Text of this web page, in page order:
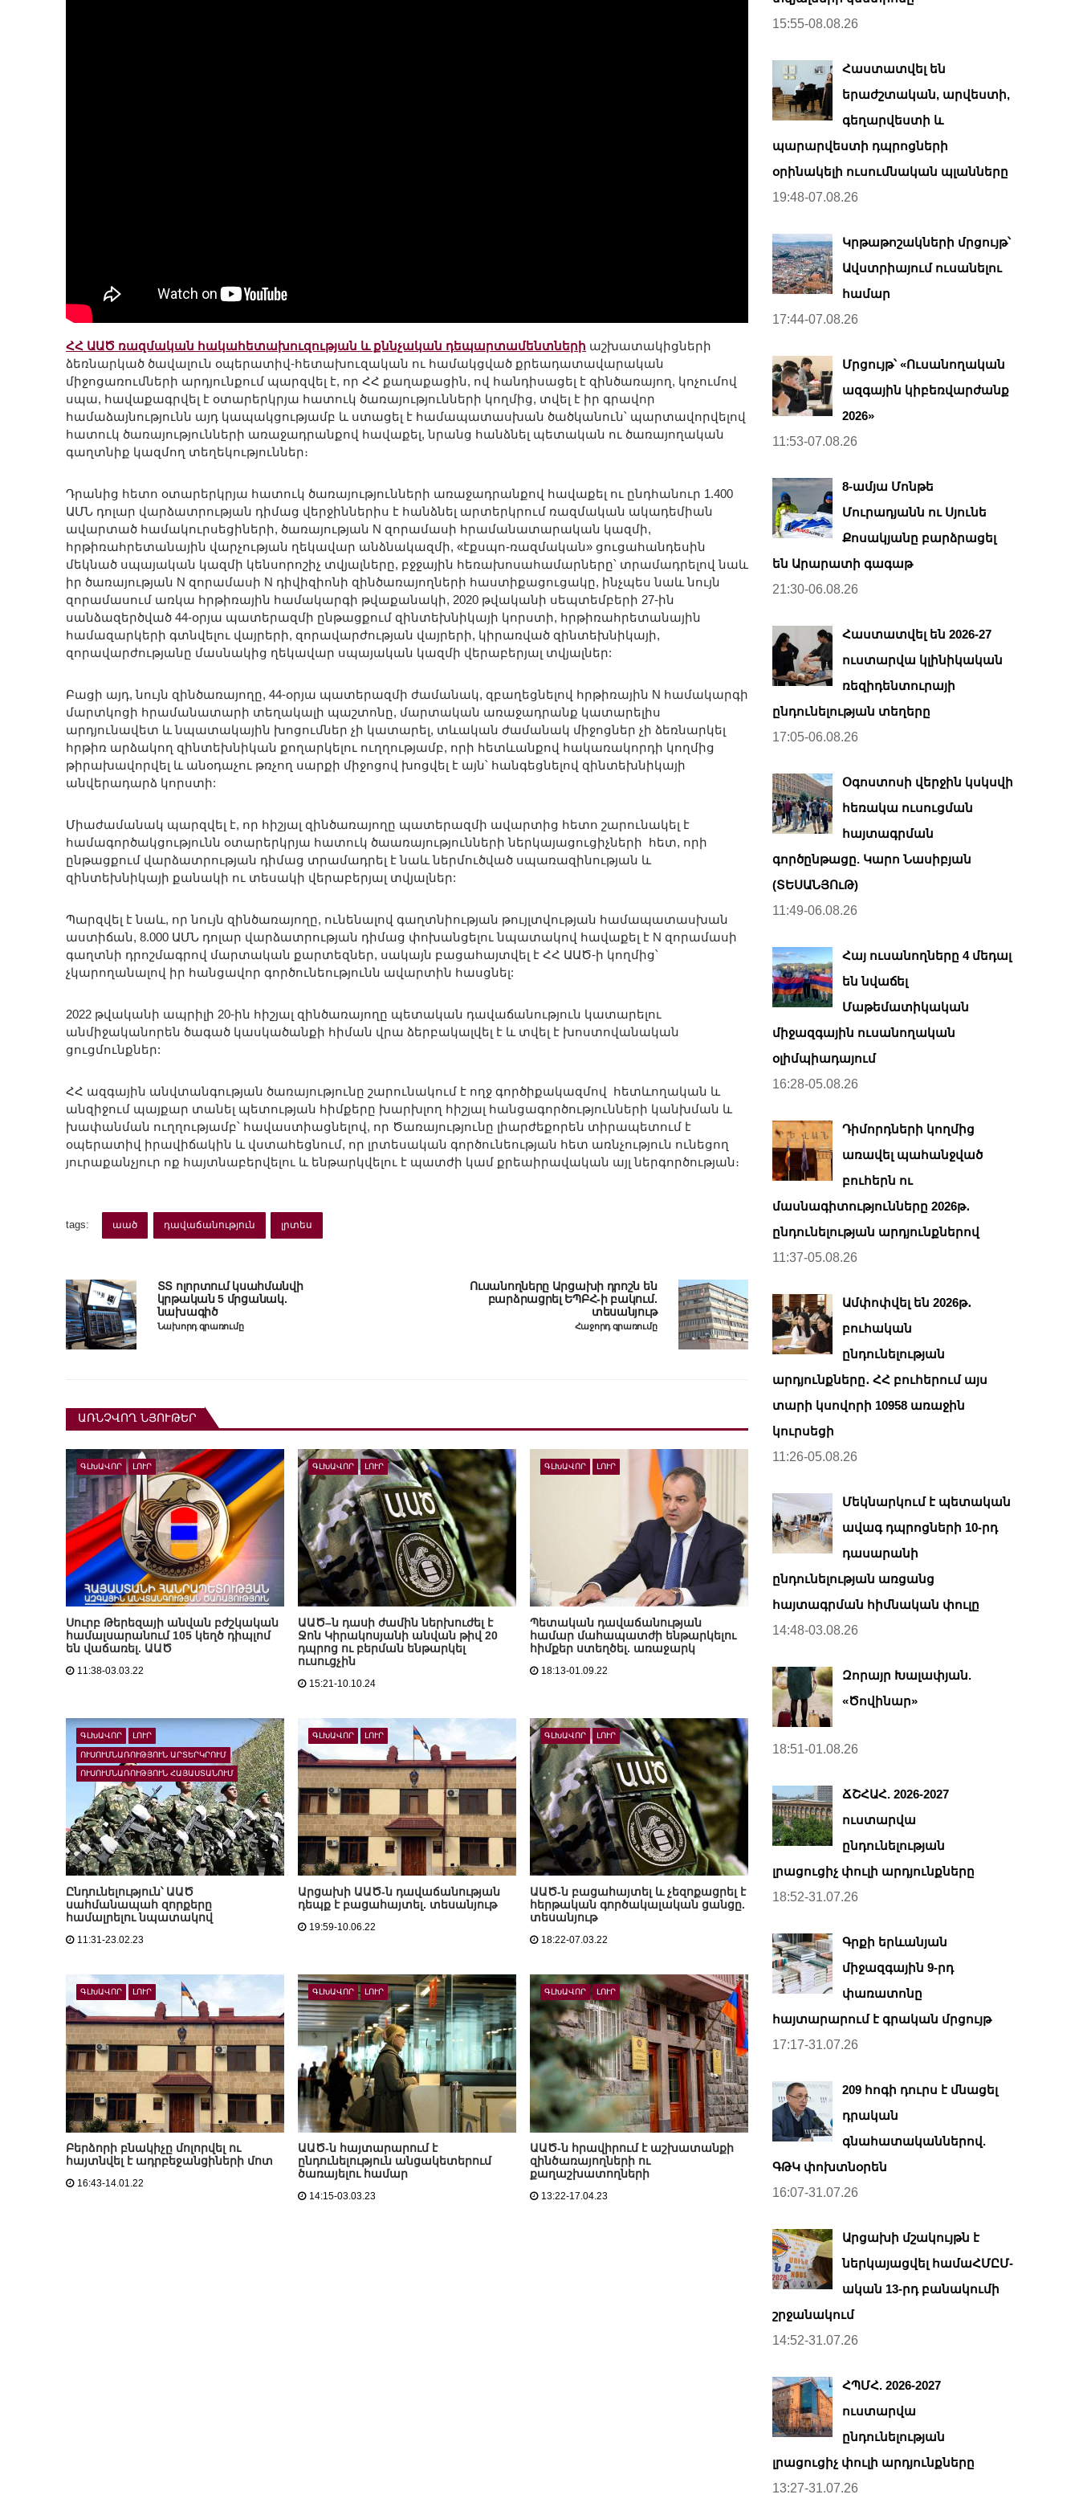
ՀՀ ԱԱԾ ռազմական հակահետախուզության և քննչական դեպարտամենտների աշխատակիցների
ձեռնարկած ծավալուն օպերատիվ-հետախուզական ու համակցված քրեադատավարական
միջոցառումների արդյունքում պարզվել է, որ ՀՀ քաղաքացին, ով հանդիսացել է զինծառայող, կոչումով
սպա, հավաքագրվել է օտարերկրյա հատուկ ծառայությունների կողմից, տվել է իր գրավոր
համաձայնությունն այդ կապակցությամբ և ստացել է համապատասխան ծածկանուն՝ պարտավորվելով
հատուկ ծառայությունների առաջադրանքով հավաքել, նրանց հանձնել պետական ու ծառայողական
գաղտնիք կազմող տեղեկություններ։
Դրանից հետո օտարերկրյա հատուկ ծառայությունների առաջադրանքով հավաքել ու ընդհանուր 1.400
ԱՄՆ դոլար վարձատրության դիմաց վերջիններիս է հանձնել արտերկրում ռազմական ակադեմիան
ավարտած համակուրսեցիների, ծառայության N զորամասի հրամանատարական կազմի,
հրթիռահրետանային վարչության ղեկավար անձնակազմի, «էքսպո-ռազմական» ցուցահանդեսին
մեկնած սպայական կազմի կենսորոշիչ տվյալները, բջջային հեռախոսահամարները՝ տրամադրելով նաև
իր ծառայության N զորամասի N դիվիզիոնի զինծառայողների հաստիքացուցակը, ինչպես նաև նույն
զորամասում առկա հրթիռային համակարգի թվաքանակի, 2020 թվականի սեպտեմբերի 27-ին
սանձազերծված 44-օրյա պատերազմի ընթացքում զինտեխնիկայի կորստի, հրթիռահրետանային
համազարկերի գտնվելու վայրերի, զորավարժության վայրերի, կիրառված զինտեխնիկայի,
զորավարժությանը մասնակից ղեկավար սպայական կազմի վերաբերյալ տվյալներ:
Բացի այդ, նույն զինծառայողը, 44-օրյա պատերազմի ժամանակ, զբաղեցնելով հրթիռային N համակարգի
մարտկոցի հրամանատարի տեղակալի պաշտոնը, մարտական առաջադրանք կատարելիս
արդյունավետ և նպատակային խոցումներ չի կատարել, տևական ժամանակ միջոցներ չի ձեռնարկել
հրթիռ արձակող զինտեխնիկան քողարկելու ուղղությամբ, որի հետևանքով հակառակորդի կողմից
թիրախավորվել և անօդաչու թռչող սարքի միջոցով խոցվել է այն՝ հանգեցնելով զինտեխնիկայի
անվերադարձ կորստի:
Միաժամանակ պարզվել է, որ հիշյալ զինծառայողը պատերազմի ավարտից հետո շարունակել է
համագործակցությունն օտարերկրյա հատուկ ծաառայությունների ներկայացուցիչների հետ, որի
ընթացքում վարձատրության դիմաց տրամադրել է նաև ներմուծված սպառազինության և
զինտեխնիկայի քանակի ու տեսակի վերաբերյալ տվյալներ:
Պարզվել է նաև, որ նույն զինծառայողը, ունենալով գաղտնիության թույլտվության համապատասխան
աստիճան, 8.000 ԱՄՆ դոլար վարձատրության դիմաց փոխանցելու նպատակով հավաքել է N զորամասի
գաղտնի դրոշմագրով մարտական քարտեզներ, սակայն բացահայտվել է ՀՀ ԱԱԾ-ի կողմից՝
չկարողանալով իր հանցավոր գործունեությունն ավարտին հասցնել:
2022 թվականի ապրիլի 20-ին հիշյալ զինծառայողը պետական դավաճանություն կատարելու
անմիջականորեն ծագած կասկածանքի հիման վրա ձերբակալվել է և տվել է խոստովանական
ցուցմունքներ:
ՀՀ ազգային անվտանգության ծառայությունը շարունակում է ողջ գործիքակազմով հետևողական և
անզիջում պայքար տանել պետության հիմքերը խարխլող հիշյալ հանցագործությունների կանխման և
խափանման ուղղությամբ՝ հավաստիացնելով, որ Ծառայությունը լիարժեքորեն տիրապետում է
օպերատիվ իրավիճակին և վստահեցնում, որ լրտեսական գործունեության հետ առնչություն ունեցող
յուրաքանչյուր ոք հայտնաբերվելու և ենթարկվելու է պատժի կամ քրեաիրավական այլ ներգործության։
tags: աած դավաճանություն լրտես
ՏՏ ոլորտում կսահմանվի
կրթական 5 մրցանակ.
նախագիծ
Նախորդ գրառումը
Ուսանողները Արցախի դրոշն են
բարձրացրել ԵՊԲՀ-ի բակում.
տեսանյութ
Հաջորդ գրառումը
ԱՌՆՉՎՈՂ ՆՅՈՒԹԵՐ
ԳԼԽԱՎՈՐ ԼՈՒՐ
Սուրբ Թերեզայի անվան բժշկական
համալսարանում 105 կեղծ դիպլոմ
են վաճառել. ԱԱԾ
11:38-03.03.22
ԳԼԽԱՎՈՐ ԼՈՒՐ
ԱԱԾ–ն դասի ժամին ներխուժել է
Ջոն Կիրակոսյանի անվան թիվ 20
դպրոց ու բերման ենթարկել
ուսուցչին
15:21-10.10.24
ԳԼԽԱՎՈՐ ԼՈՒՐ
Պետական դավաճանության
համար մահապատժի ենթարկելու
հիմքեր ստեղծել. առաջարկ
18:13-01.09.22
ԳԼԽԱՎՈՐ ԼՈՒՐ
ՈՒՍՈՒՄՆԱՌՈՒԹՅՈՒՆ ԱՐՏԵՐԿՐՈՒՄ
ՈՒՍՈՒՄՆԱՌՈՒԹՅՈՒՆ ՀԱՅԱՍՏԱՆՈՒՄ
Ընդունելություն՝ ԱԱԾ
սահմանապահ զորքերը
համալրելու նպատակով
11:31-23.02.23
ԳԼԽԱՎՈՐ ԼՈՒՐ
Արցախի ԱԱԾ-ն դավաճանության
դեպք է բացահայտել. տեսանյութ
19:59-10.06.22
ԳԼԽԱՎՈՐ ԼՈՒՐ
ԱԱԾ-ն բացահայտել և չեզոքացրել է
հերթական գործակալական ցանցը.
տեսանյութ
18:22-07.03.22
ԳԼԽԱՎՈՐ ԼՈՒՐ
Բերձորի բնակիչը մոլորվել ու
հայտնվել է ադրբեջանցիների մոտ
16:43-14.01.22
ԳԼԽԱՎՈՐ ԼՈՒՐ
ԱԱԾ-ն հայտարարում է
ընդունելություն անցակետերում
ծառայելու համար
14:15-03.03.23
ԳԼԽԱՎՈՐ ԼՈՒՐ
ԱԱԾ-ն հրավիրում է աշխատանքի
զինծառայողների ու
քաղաշխատողների
13:22-17.04.23
15:55-08.08.26
Հաստատվել են
երաժշտական, արվեստի,
գեղարվեստի և
պարարվեստի դպրոցների
օրինակելի ուսումնական պլանները
19:48-07.08.26
Կրթաթոշակների մրցույթ՝
Ավստրիայում ուսանելու
համար
17:44-07.08.26
Մրցույթ՝ «Ուսանողական
ազգային կիբեռվարժանք
2026»
11:53-07.08.26
8-ամյա Մոնթե
Մուրադյանն ու Սյունե
Քոսակյանը բարձրացել
են Արարատի գագաթ
21:30-06.08.26
Հաստատվել են 2026-27
ուստարվա կլինիկական
ռեզիդենտուրայի
ընդունելության տեղերը
17:05-06.08.26
Օգոստոսի վերջին կսկսվի
հեռակա ուսուցման
հայտագրման
գործընթացը. Կարո Նասիբյան
(ՏԵՍԱՆՅՈւԹ)
11:49-06.08.26
Հայ ուսանողները 4 մեդալ
են նվաճել
Մաթեմատիկական
միջազգային ուսանողական
օլիմպիադայում
16:28-05.08.26
Դիմորդների կողմից
առավել պահանջված
բուհերն ու
մասնագիտությունները 2026թ․
ընդունելության արդյունքներով
11:37-05.08.26
Ամփոփվել են 2026թ․
բուհական
ընդունելության
արդյունքները․ ՀՀ բուհերում այս
տարի կսովորի 10958 առաջին
կուրսեցի
11:26-05.08.26
Մեկնարկում է պետական
ավագ դպրոցների 10-րդ
դասարանի
ընդունելության առցանց
հայտագրման հիմնական փուլը
14:48-03.08.26
Զորայր Խալափյան.
«Ծովինար»
18:51-01.08.26
ՃՇՀԱՀ. 2026-2027
ուստարվա
ընդունելության
լրացուցիչ փուլի արդյունքները
18:52-31.07.26
Գրքի երևանյան
միջազգային 9-րդ
փառատոնը
հայտարարում է գրական մրցույթ
17:17-31.07.26
209 հոգի դուրս է մնացել
դրական
գնահատականներով.
ԳԹԿ փոխտնօրեն
16:07-31.07.26
Արցախի մշակույթն է
ներկայացվել համաՀՄԸՄ-
ական 13-րդ բանակումի
շրջանակում
14:52-31.07.26
ՀՊՄՀ. 2026-2027
ուստարվա
ընդունելության
լրացուցիչ փուլի արդյունքները
13:27-31.07.26